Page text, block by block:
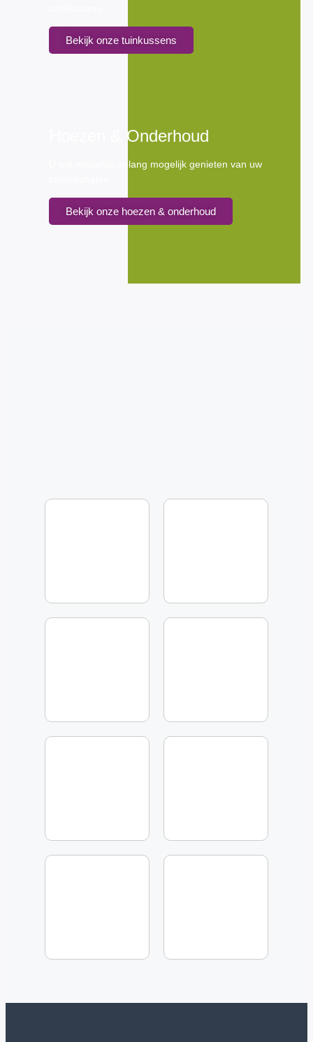
Bekijk onze tuinkussens
Hoezen & Onderhoud
U wilt natuurlijk zolang mogelijk genieten van uw
Bekijk onze hoezen & onderhoud